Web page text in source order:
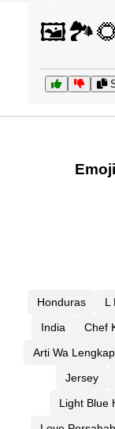
Honduras L
India
Chef
Arti Wa Lengkap
Jersey
Light Blue